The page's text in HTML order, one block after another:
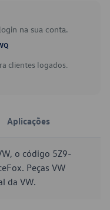
na sua conta.
clientes logados.
Aplicações
o código 5Z9-
Peças VW
da VW.